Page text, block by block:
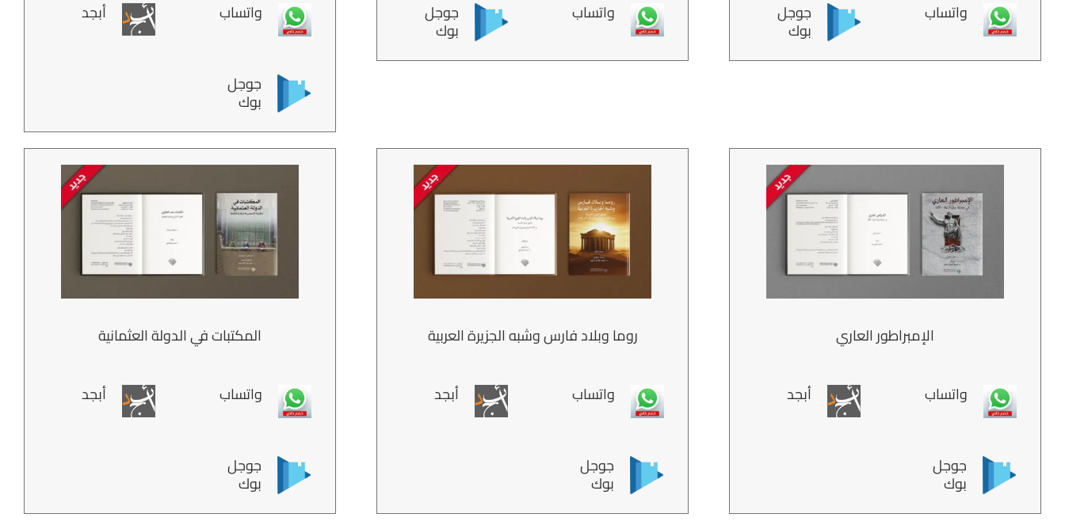
واتساب جوجل
بوك
واتساب جوجل
بوك
واتساب أبجد
جوجل
بوك
الإمبراطور العاري
واتساب أبجد
جوجل
بوك
روما وبلاد فارس وشبه الجزيرة العربية
واتساب أبجد
جوجل
بوك
المكتبات في الدولة العثمانية
واتساب أبجد
جوجل
بوك